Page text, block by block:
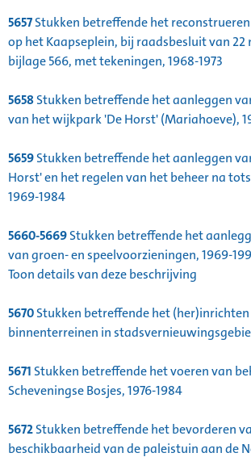
5657Stukken betreffende het
op het Kaapseplein, bij raadsbesluit van 22
bijlage 566, met tekeningen, 1968-1973
5658Stukken betreffende het aanleggen
van het wijkpark 'De Horst' (Mariahoeve),
5659Stukken betreffende het aanleggen
Horst' en het regelen van het beheer na
1969-1984
5660-5669Stukken betreffende het
van groen- en speelvoorzieningen, 1969-
Toon details van deze beschrijving
5670Stukken betreffende het
binnenterreinen in
5671 Stukken betreffende het voeren van
Scheveningse Bosjes, 1976-1984
5672Stukken betreffende het bevorderen
beschikbaarheid van de paleistuin aan de